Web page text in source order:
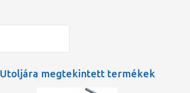
Utoljára megtekintett termékek